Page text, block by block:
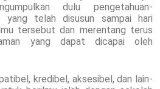
dulu pengetahuan-
yang telah disusun sampai hari
tersebut dan merentang terus
yang dapat dicapai oleh
kredibel, aksesibel, dan lain-